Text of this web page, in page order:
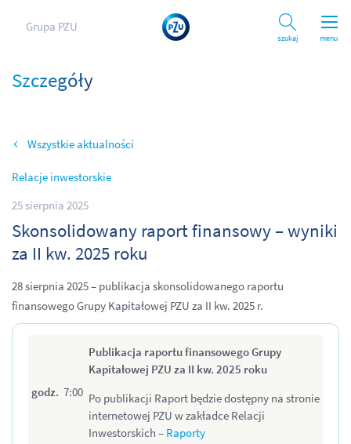
menu
Grupa PZU
Szukaj
Szczegóły
Wszystkie aktualności
Relacje inwestorskie
25 sierpnia 2025
Skonsolidowany raport finansowy – wyniki
za II kw. 2025 roku
28 sierpnia 2025 – publikacja skonsolidowanego raportu
finansowego Grupy Kapitałowej PZU za II kw. 2025 r.
godz. 7:00
Publikacja raportu finansowego Grupy
Kapitałowej PZU za II kw. 2025 roku
Po publikacji Raport będzie dostępny na stronie
internetowej PZU w zakładce Relacji
Inwestorskich – Raporty